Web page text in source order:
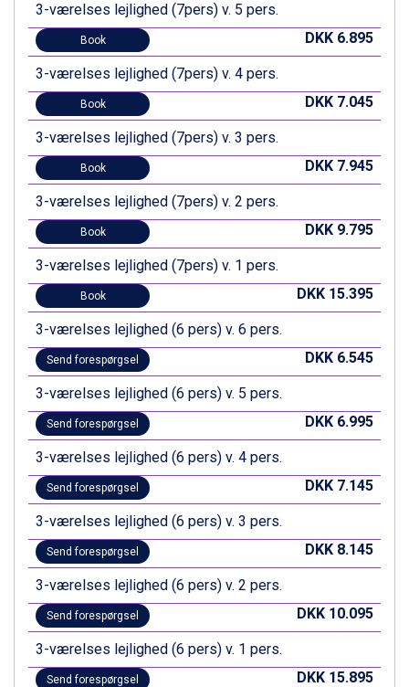
Bad Gastein fra DKK 4.195
Alleghe fra DKK 5.595
Sauze dOulx fra DKK 4.045
Arabba fra DKK 7.045
La Thuile fra DKK 4.595
Val Thorens fra DKK 5.395
Cervinia fra DKK 5.295
Sölden fra DKK 8.445
Bad Hofgastein fra DKK 5.495
Passo Tonale fra DKK 3.795
Saalbach fra DKK 5.945
Champoluc fra DKK 3.795
Sestriere fra DKK 4.395
Fieberbrunn fra DKK 6.145
Wagrain fra DKK 4.645
Ischgl fra DKK 7.095
St. Anton fra DKK 7.245
Zell am See fra DKK 4.095
Livigno fra DKK 4.145
Canazei fra DKK 4.745
Ponte di Legno fra DKK 4.745
Bad Gastein fra DKK 4.195
Alleghe fra DKK 5.595
Sauze dOulx fra DKK 4.045
Arabba fra DKK 7.045
La Thuile fra DKK 4.595
Val Thorens fra DKK 5.395
Cervinia fra DKK 5.295
Sölden fra DKK 8.445
Bad Hofgastein fra DKK 5.495
Passo Tonale fra DKK 3.795
Saalbach fra DKK 5.945
Champoluc fra DKK 3.795
Sestriere fra DKK 4.395
3-værelses lejlighed (7pers) v. 5 pers.
Book DKK 6.895
3-værelses lejlighed (7pers) v. 4 pers.
Book DKK 7.045
3-værelses lejlighed (7pers) v. 3 pers.
Book DKK 7.945
3-værelses lejlighed (7pers) v. 2 pers.
Book DKK 9.795
3-værelses lejlighed (7pers) v. 1 pers.
Book DKK 15.395
3-værelses lejlighed (6 pers) v. 6 pers.
Send forespørgsel DKK 6.545
3-værelses lejlighed (6 pers) v. 5 pers.
Send forespørgsel DKK 6.995
3-værelses lejlighed (6 pers) v. 4 pers.
Send forespørgsel DKK 7.145
3-værelses lejlighed (6 pers) v. 3 pers.
Send forespørgsel DKK 8.145
3-værelses lejlighed (6 pers) v. 2 pers.
Send forespørgsel DKK 10.095
3-værelses lejlighed (6 pers) v. 1 pers.
Send forespørgsel DKK 15.895